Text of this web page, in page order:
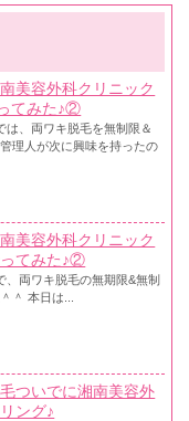
美容外科クリニック
てみた♪②
は、両ワキ脱毛を無制限＆
理人が次に興味を持ったの
美容外科クリニック
てみた♪②
、両ワキ脱毛の無期限&無制
＾ 本日は...
ついでに湘南美容外
ング♪